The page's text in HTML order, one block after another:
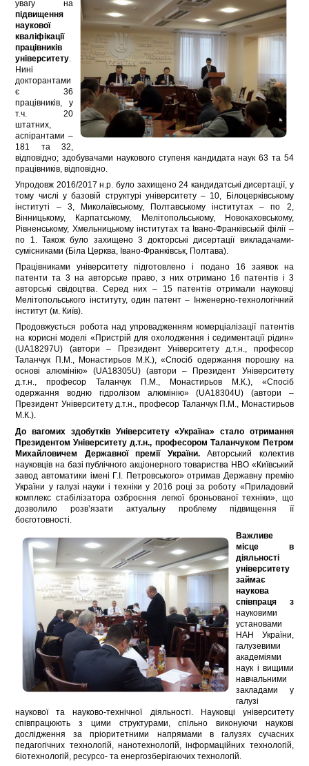
увагу на
підвищення
наукової
кваліфікації
працівників
університету
Нині
докторантами
є 36
працівників, у
т.ч. 20
штатних,
аспірантами –
181 та 32,
відповідно; здобувачами наукового ступеня кандидата наук 63 та 54
працівників, відповідно.
Упродовж 2016/2017 н.р. було захищено 24 кандидатські дисертації, у
тому числі у базовій структурі університету – 10, Білоцерківському
інституті – 3, Миколаївському, Полтавському інститутах – по 2,
Вінницькому, Карпатському, Мелітопольському, Новокаховському,
Рівненському, Хмельницькому інститутах та Івано-Франківській філії –
по 1. Також було захищено 3 докторські дисертації викладачами-
сумісниками (Біла Церква, Івано-Франківськ, Полтава).
Працівниками університету підготовлено і подано 16 заявок на
патенти та 3 на авторське право, з них отримано 16 патентів і 3
авторські свідоцтва. Серед них – 15 патентів отримали науковці
Мелітопольського інституту, один патент – Інженерно-технологічний
інститут (м. Київ).
Продовжується робота над упровадженням комерціалізації патентів
на корисні моделі «Пристрій для охолодження і седиментації рідин»
(UA18297U) (автори – Президент Університету д.т.н., професор
Таланчук П.М., Монастирьов М.К.), «Спосіб одержання порошку на
основі алюмінію» (UA18305U) (автори – Президент Університету
д.т.н., професор Таланчук П.М., Монастирьов М.К.), «Спосіб
одержання водню гідролізом алюмінію» (UA18304U) (автори –
Президент Університету д.т.н., професор Таланчук П.М., Монастирьов
М.К.).
До вагомих здобутків Університету «Україна» стало отримання
Президентом Університету д.т.н., професором Таланчуком Петром
Михайловичем Державної премії України.Авторський колектив
науковців на базі публічного акціонерного товариства НВО «Київський
завод автоматики імені Г.І. Петровського» отримав Державну премію
України у галузі науки і техніки у 2016 році за роботу «Приладовий
комплекс стабілізатора озброєння легкої броньованої техніки», що
дозволило розв’язати актуальну проблему підвищення її
боєготовності.
Важливе
місце в
діяльності
університету
займає
наукова
співпраця з
науковими
установами
НАН України,
галузевими
академіями
наук і вищими
навчальними
закладами у
галузі
наукової та науково-технічної діяльності. Науковці університету
співпрацюють з цими структурами, спільно виконуючи наукові
дослідження за пріоритетними напрямами в галузях сучасних
педагогічних технологій, нанотехнологій, інформаційних технологій,
біотехнологій, ресурсо- та енергозберігаючих технологій.